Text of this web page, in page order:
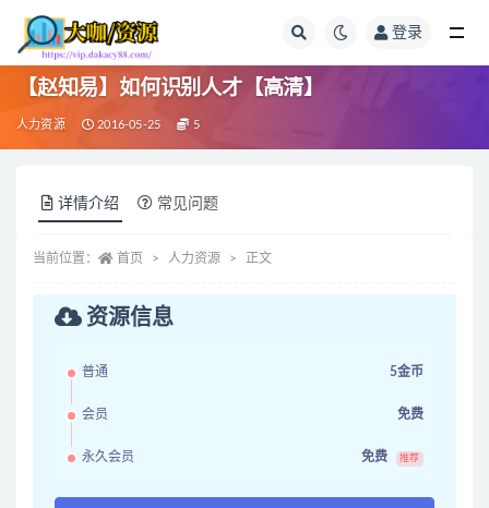
登录
【赵知易】如何识别人才【高清】
人力资源 2016-05-25 5
详情介绍 常见问题
当前位置： 首页 人力资源 正文
资源信息
普通 5金币
会员 免费
永久会员 免费 推荐
全部